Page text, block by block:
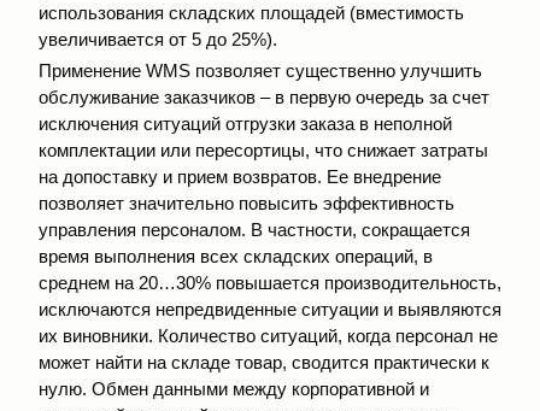
использования складских площадей (вместимость
увеличивается от 5 до 25%).
Применение WMS позволяет существенно улучшить
обслуживание заказчиков – в первую очередь за счет
исключения ситуаций отгрузки заказа в неполной
комплектации или пересортицы, что снижает затраты
на допоставку и прием возвратов. Ее внедрение
позволяет значительно повысить эффективность
управления персоналом. В частности, сокращается
время выполнения всех складских операций, в
среднем на 20…30% повышается производительность,
исключаются непредвиденные ситуации и выявляются
их виновники. Количество ситуаций, когда персонал не
может найти на складе товар, сводится практически к
нулю. Обмен данными между корпоративной и